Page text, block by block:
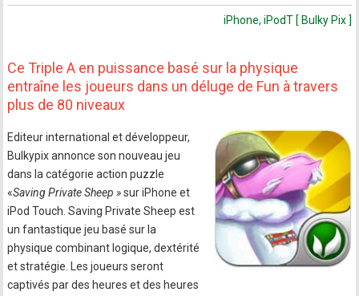
iPhone, iPodT [ Bulky Pix ]
Ce Triple A en puissance basé sur la physique
entraîne les joueurs dans un déluge de Fun à travers
plus de 80 niveaux
Editeur international et développeur,
Bulkypix annonce son nouveau jeu
dans la catégorie action puzzle
«Saving Private Sheep »sur iPhone et
iPod Touch. Saving Private Sheep est
un fantastique jeu basé sur la
physique combinant logique, dextérité
et stratégie. Les joueurs seront
captivés par des heures et des heures